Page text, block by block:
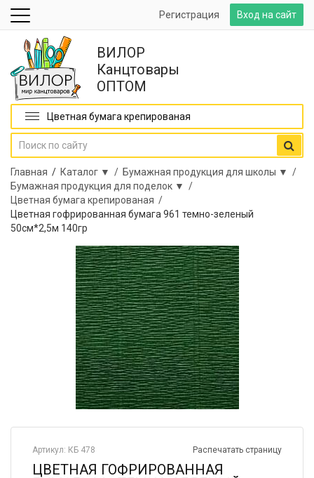
Вход на сайт
Регистрация
ВИЛОР
Канцтовары
ОПТОМ
Цветная бумага крепированая
Главная / Каталог ▼ / Бумажная продукция для школы ▼ /
Бумажная продукция для поделок ▼ /
Цветная бумага крепированая /
Цветная гофрированная бумага 961 темно-зеленый
50см*2,5м 140гр
Распечатать страницу
Артикул: КБ 478
ЦВЕТНАЯ ГОФРИРОВАННАЯ